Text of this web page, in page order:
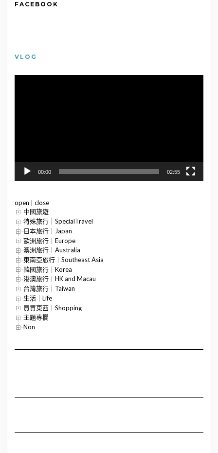
FACEBOOK
VLOG
00:00 02:55
open
close
中國旅遊
特殊旅行｜SpecialTravel
日本旅行｜Japan
歐洲旅行｜Europe
澳洲旅行｜Australia
東南亞旅行｜Southeast Asia
韓國旅行｜Korea
港澳旅行｜HK and Macau
台灣旅行｜Taiwan
生活｜Life
買買東西｜Shopping
主題專欄
Non